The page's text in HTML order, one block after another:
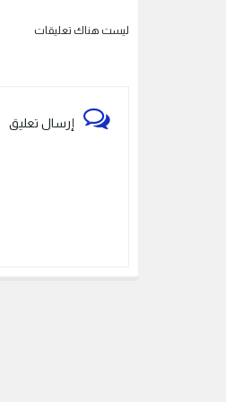
ليست هناك تعليقات
إرسال تعليق